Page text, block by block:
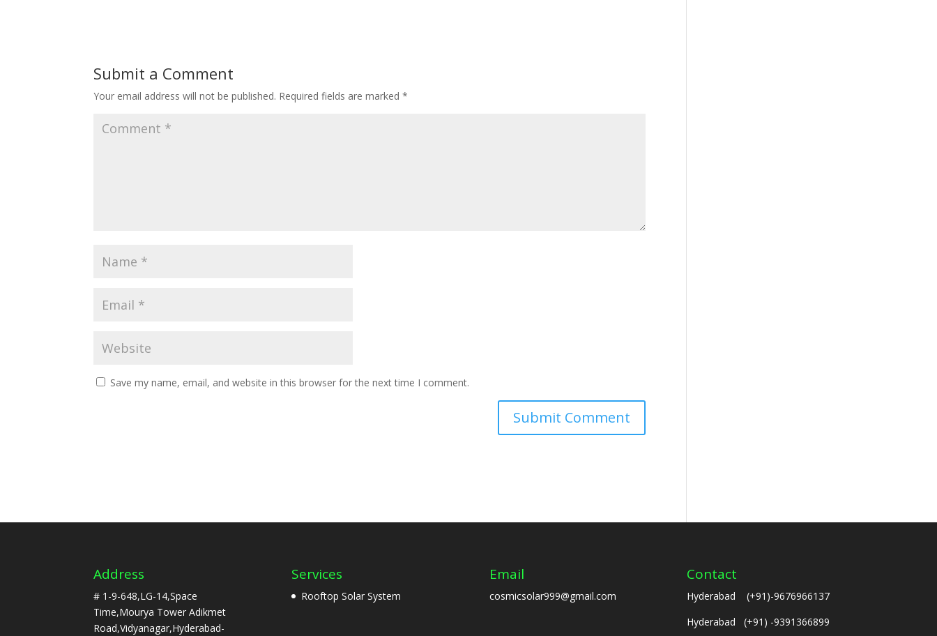
Submit a Comment
Your email address will not be published. Required fields are marked*
Save my name, email, and website in this browser for the next time I comment.
Address
# 1-9-648,LG-14,Space
Time,Mourya Tower Adikmet
Road,Vidyanagar,Hyderabad-
Services
Rooftop Solar System
Email
cosmicsolar999@gmail.com
Contact
Hyderabad (+91)-9676966137
Hyderabad (+91) -9391366899